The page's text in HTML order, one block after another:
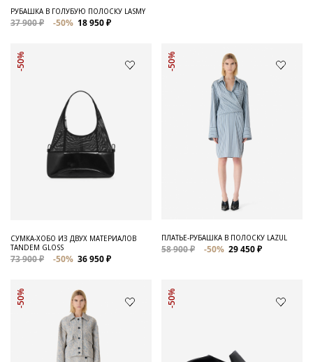
РУБАШКА В ГОЛУБУЮ ПОЛОСКУ LASMY
37 900 ₽ -50% 18 950 ₽
-50%
СУМКА-ХОБО ИЗ ДВУХ МАТЕРИАЛОВ
TANDEM GLOSS
73 900 ₽ -50% 36 950 ₽
-50%
ПЛАТЬЕ-РУБАШКА В ПОЛОСКУ LAZUL
58 900 ₽ -50% 29 450 ₽
-50% -50%